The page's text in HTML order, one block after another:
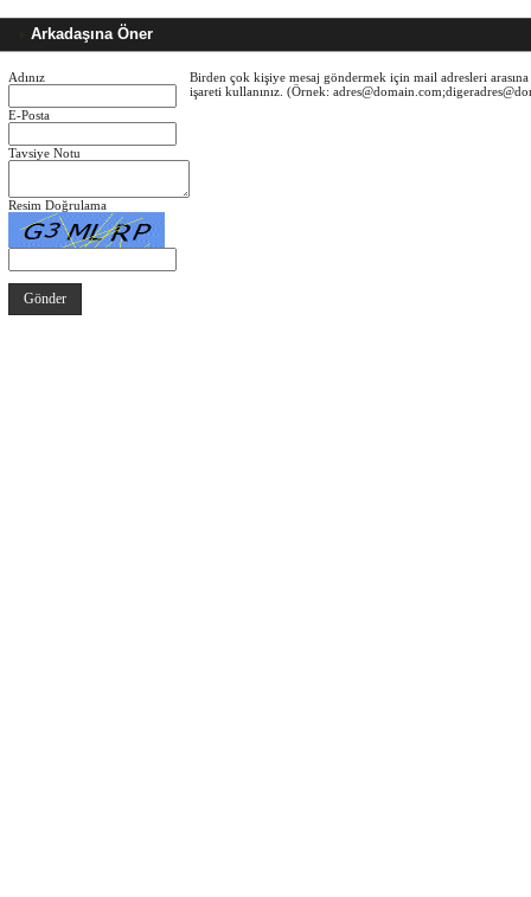
Arkadaşına Öner
Adınız
E-Posta
Tavsiye Notu
Resim Doğrulama
Birden çok kişiye mesaj göndermek için mail adresleri
işareti kullanınız. (Örnek: